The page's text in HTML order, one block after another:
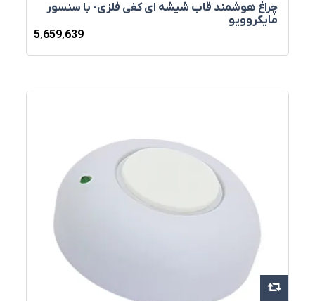
چراغ هوشمند قاب شیشه ای کفی فلزی- با سنسور
مایکروویو
5٬659٬639